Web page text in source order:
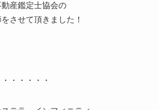
産鑑定士協会の
させて頂きました！
・・・・・